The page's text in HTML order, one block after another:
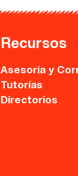
Recursos
Asesoría y
Tutorías
Directorios